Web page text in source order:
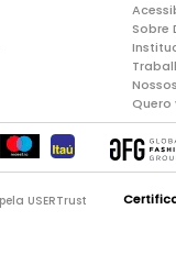
Sobre
Quero
USERTrust